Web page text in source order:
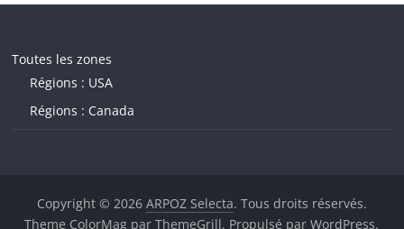
Toutes les zones
Régions : USA
Régions : Canada
Copyright © 2026 ARPOZ Selecta. Tous droits réservés.
Theme ColorMag par ThemeGrill. Propulsé parWordPress.